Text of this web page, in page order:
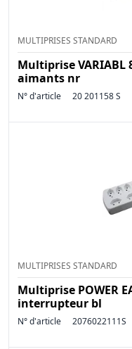
MULTIPRISES STANDARD
Multiprise
aimants nr
N° d'article 20 201158 S
MULTIPRISES STANDARD
Multiprise POWER
interrupteur bl
N° d'article 2076022111S